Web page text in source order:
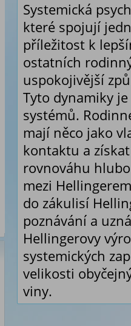
Systemická
které spojují
příležitost k
ostatních
uspokojivější
Tyto dynamiky
systémů.
mají něco jako
kontaktu a
rovnováhu
mezi
do zákulisí
poznávání a
Hellingerovy
systemických
velikosti
viny.